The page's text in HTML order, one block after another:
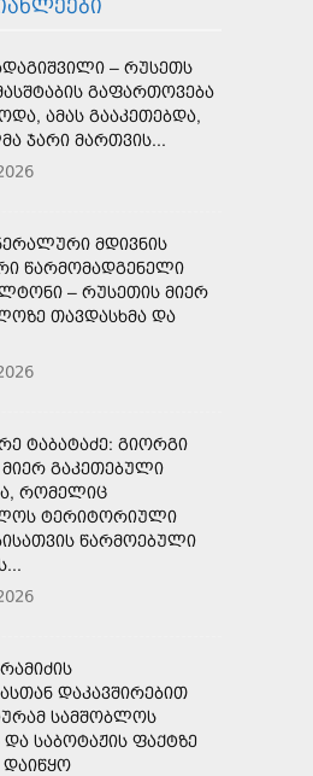
– ᲠᲣᲡᲔᲗᲡ
ᲒᲐᲤᲐᲠᲗᲝᲕᲔᲑᲐ
ᲐᲛᲐᲡ ᲒᲐᲐᲙᲔᲗᲔᲑᲓᲐ,
ᲯᲐᲠᲘ ᲛᲐᲠᲗᲕᲘᲡ...
ᲛᲓᲘᲕᲜᲘᲡ
ᲬᲐᲠᲛᲝᲛᲐᲓᲒᲔᲜᲔᲚᲘ
– ᲠᲣᲡᲔᲗᲘᲡ ᲛᲘᲔᲠ
ᲗᲐᲕᲓᲐᲡᲮᲛᲐ ᲓᲐ
ᲢᲐᲑᲐᲢᲐᲫᲔ: ᲒᲘᲝᲠᲒᲘ
ᲛᲘᲔᲠ ᲒᲐᲙᲔᲗᲔᲑᲣᲚᲘ
ᲠᲝᲛᲔᲚᲘᲪ
ᲢᲔᲠᲘᲢᲝᲠᲘᲣᲚᲘ
ᲬᲐᲠᲛᲝᲔᲑᲣᲚᲘ
ᲓᲐᲙᲐᲕᲨᲘᲠᲔᲑᲘᲗ
ᲡᲐᲛᲨᲝᲑᲚᲝᲡ
ᲡᲐᲑᲝᲢᲐᲟᲘᲡ ᲤᲐᲥᲢᲖᲔ
ᲓᲐᲘᲬᲧᲝ